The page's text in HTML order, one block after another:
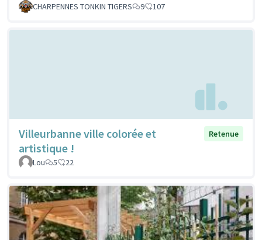
CHARPENNES TONKIN TIGERS
9 107
Villeurbanne ville colorée et
artistique !
Retenue
Lou 5 22